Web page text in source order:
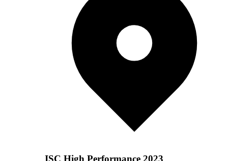
ISC High Performance 2023